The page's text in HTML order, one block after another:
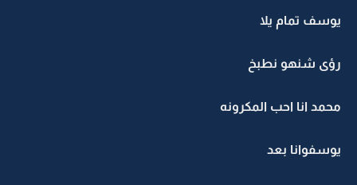
يوسف تمام يلا
رؤى شنهو نطبخ
محمد انا احب المكرونه
يوسفوانا بعد